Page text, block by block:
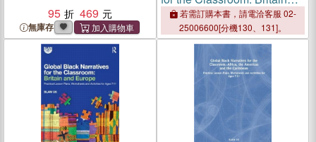
95 469
無庫存
and Europe：Practical
Lesson Plans, Worksheets
and Activities for Ages 7-11
若需訂購本書，請電洽客服 02-
25006600[分機130、131]。